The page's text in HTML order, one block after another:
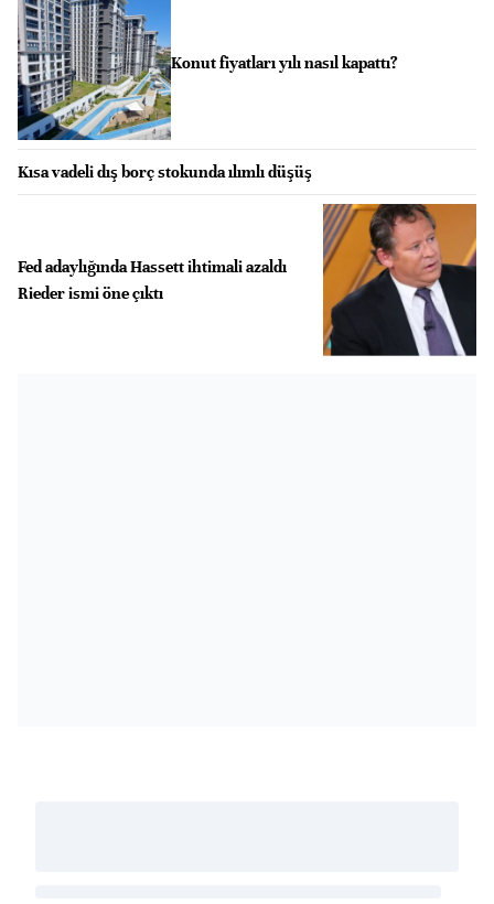
Konut fiyatları yılı nasıl kapattı?
Kısa vadeli dış borç stokunda ılımlı düşüş
Fed adaylığında Hassett ihtimali azaldı
Rieder ismi öne çıktı